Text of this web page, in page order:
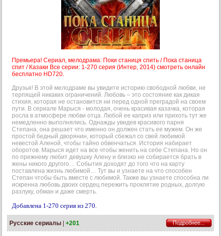
Премьера! Сериал, мелодрама: Поки станиця спить / Пока станица
спит / Казаки Все серии: 1-270 серия (Интер, 2014) смотреть онлайн
бесплатно HD720.
Друзья! В этой мелодраме вы увидите историю свободной любви, не
терпящей никаких ограничений. Любовь – это состояние как дикая
стихия, которая не остановится ни перед одной преградой на своем
пути. В сериале Марыся - молодая, очень красивая казачка, которая
росла в атмосфере любви отца. Любой ее каприз или прихоть тут же
немедленно выполнялись. Однажды увидев красивого парня
Степана, она решает что именно он должен стать ее мужем. Он же
простой бедный дворянин, который сбежал со свей любимой
невестой Аленой, чтобы тайно обвенчаться. История набирает
оборотов. Марыся идет на все чтобы женить на себе Степана. Но он
по прежнему любит девушку Алену и близко не собирается брать в
жены никого другого… События доходят до того что на карту
поставлена жизнь любимой… Тут вы и узнаете на что способен
Степан чтобы быть вместе с любимой. Также вы узнаете способна ли
искренна любовь двоих сердец пережить проклятие родных, долгую
разлуку, обман и даже смерть.
Добавлена 1-270 серия из 270.
Русские сериалы | +201 Подробнее...